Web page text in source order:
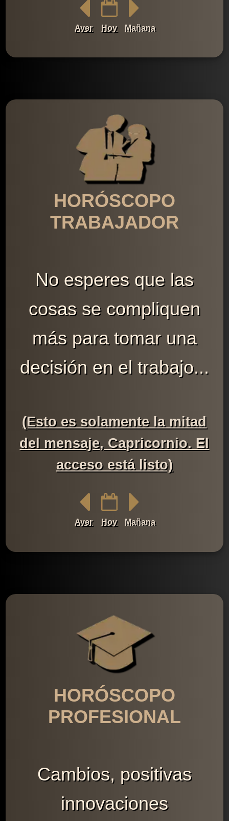
Ayer Hoy Mañana
HORÓSCOPO
TRABAJADOR
No esperes que las
cosas se compliquen
más para tomar una
decisión en el trabajo...
(Esto es solamente la mitad
del mensaje, Capricornio. El
acceso está listo)
Ayer Hoy Mañana
HORÓSCOPO
PROFESIONAL
Cambios, positivas
innovaciones